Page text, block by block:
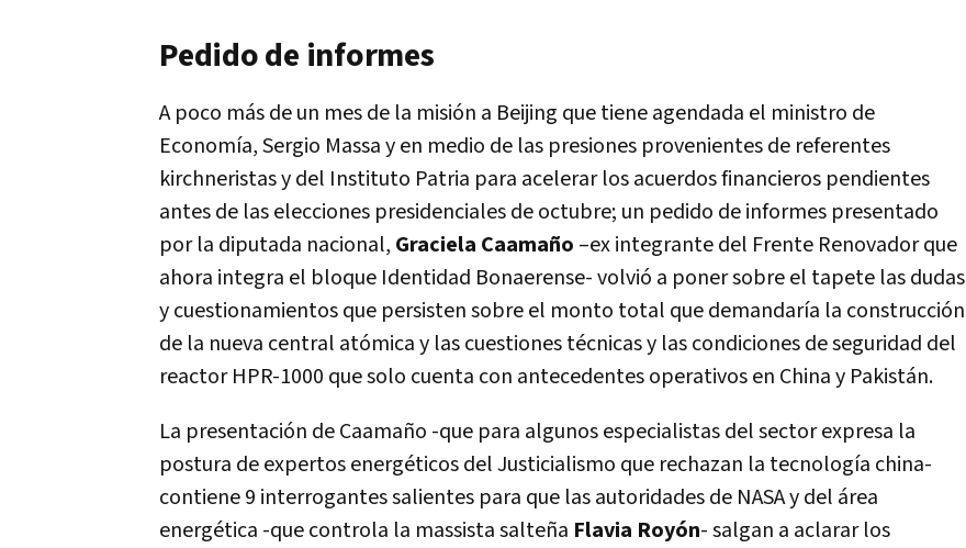
Pedido de informes
A poco más de un mes de la misión a Beijing que tiene agendada el ministro de
Economía, Sergio Massa y en medio de las presiones provenientes de referentes
kirchneristas y del Instituto Patria para acelerar los acuerdos financieros pendientes
antes de las elecciones presidenciales de octubre; un pedido de informes presentado
por la diputada nacional, Graciela Caamaño –ex integrante del Frente Renovador que
ahora integra el bloque Identidad Bonaerense- volvió a poner sobre el tapete las dudas
y cuestionamientos que persisten sobre el monto total que demandaría la construcción
de la nueva central atómica y las cuestiones técnicas y las condiciones de seguridad del
reactor HPR-1000 que solo cuenta con antecedentes operativos en China y Pakistán.
La presentación de Caamaño -que para algunos especialistas del sector expresa la
postura de expertos energéticos del Justicialismo que rechazan la tecnología china-
contiene 9 interrogantes salientes para que las autoridades de NASA y del área
energética -que controla la massista salteña Flavia Royón- salgan a aclarar los